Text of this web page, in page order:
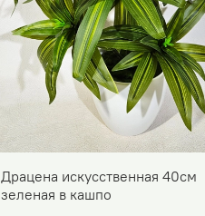
Драцена искусственная 40см
зеленая в кашпо